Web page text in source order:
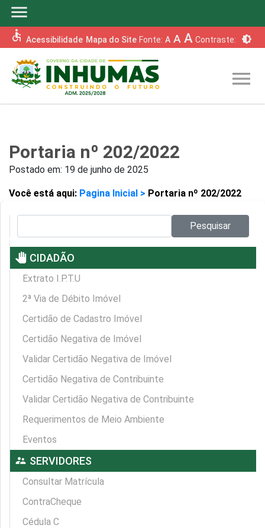
menu
accessible Acessibilidade Mapa do Site Fonte: A A A Contraste: brightness_6
menu
Portaria nº 202/2022
Postado em: 19 de junho de 2025
Você está aqui: Pagina Inicial > Portaria nº 202/2022
Pesquisar
pan_tool CIDADÃO
Extrato I.P.T.U
2ª Via de Débito Imóvel
Certidão de Cadastro Imóvel
Certidão Negativa de Imóvel
Validar Certidão Negativa de Imóvel
Certidão Negativa de Contribuinte
Validar Certidão Negativa de Contribuinte
Requerimentos de Meio Ambiente
Eventos
supervisor_account SERVIDORES
Consultar Matrícula
ContraCheque
Cédula C